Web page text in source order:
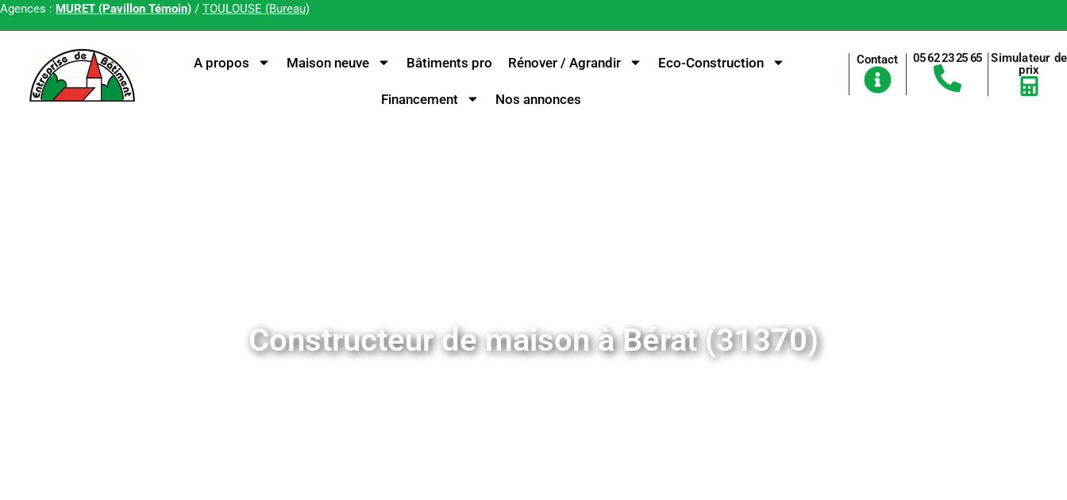
Agences : MURET (Pavillon Témoin) / TOULOUSE (Bureau)
A propos Maison neuve Bâtiments pro Rénover / Agrandir Eco-Construction
Financement Nos annonces
Contact 05 62 23 25 65
Simulateur de
prix
Constructeur de maison à Bérat (31370)